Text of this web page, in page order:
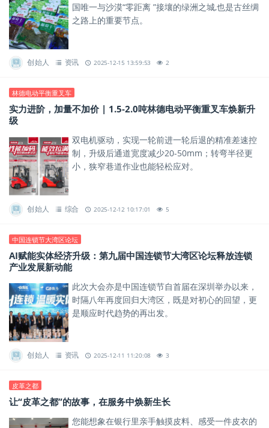
国唯一与沙漠“零距离 ”接壤的绿洲之城,也是古丝绸
之路上的重要节点。
创始人 资讯 2025-12-15 13:59:53 2
林德电动平衡重叉车
实力进阶，加量不加价 | 1.5-2.0吨林德电动平衡重叉车焕新升
级
双电机驱动，实现一轮前进一轮后退的精准差速控
制，升级后通道宽度减少20-50mm；转弯半径更
小，狭窄巷道作业也能轻松应对。
创始人 综合 2025-12-12 10:17:01 5
中国连锁节大湾区论坛
AI赋能实体经济升级：第九届中国连锁节大湾区论坛释放连锁
产业发展新动能
此次大会亦是中国连锁节自首届在深圳举办以来，
时隔八年再度回归大湾区，既是对初心的回望，更
是顺应时代趋势的再出发。
创始人 资讯 2025-12-11 11:20:08 3
皮革之都
让“皮革之都”的故事，在服务中焕新生长
您能想象在银行里亲手触摸皮料、感受一件皮衣的